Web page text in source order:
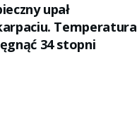
upał
Temperatura
34 stopni